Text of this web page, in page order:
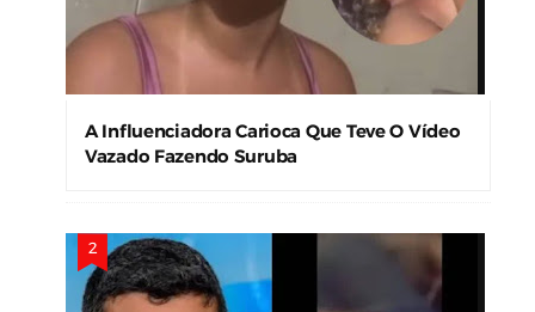
A Influenciadora Carioca Que Teve O Vídeo
Vazado Fazendo Suruba